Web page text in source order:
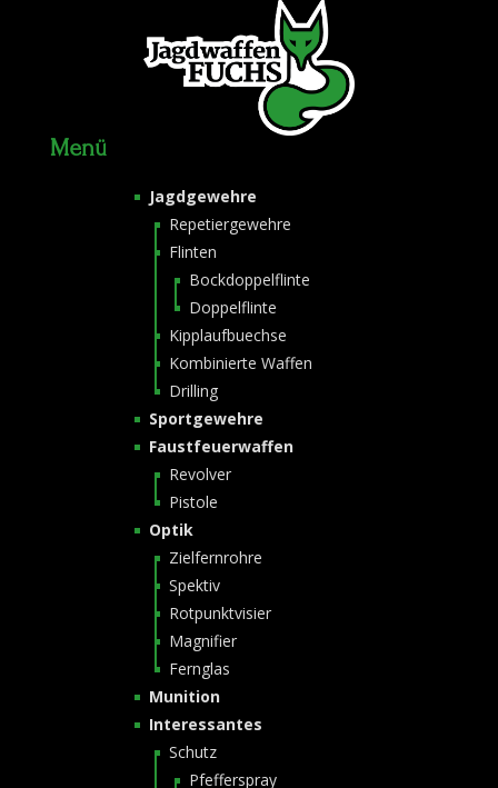
Menü
Jagdgewehre
Repetiergewehre
Flinten
Bockdoppelflinte
Doppelflinte
Kipplaufbuechse
Kombinierte Waffen
Drilling
Sportgewehre
Faustfeuerwaffen
Revolver
Pistole
Optik
Zielfernrohre
Spektiv
Rotpunktvisier
Magnifier
Fernglas
Munition
Interessantes
Schutz
Pfefferspray